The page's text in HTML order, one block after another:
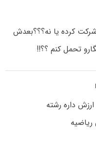
کرده یا نه؟؟؟بعدش
تحمل کنم ؟؟!!
داره رشته